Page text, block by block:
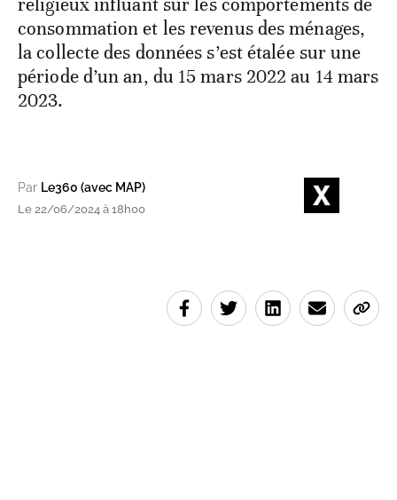
religieux influant sur les comportements de
consommation et les revenus des ménages,
la collecte des données s’est étalée sur une
période d’un an, du 15 mars 2022 au 14 mars
2023.
Par Le360 (avec MAP)
Le 22/06/2024 à 18h00